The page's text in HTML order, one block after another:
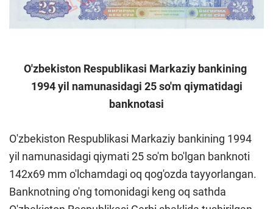
O'zbekiston Respublikasi Markaziy bankining
1994 yil namunasidagi 25 so'm qiymatidagi
banknotasi
O'zbekiston Respublikasi Markaziy bankining 1994
yil namunasidagi qiymati 25 so'm bo'lgan banknoti
142x69 mm o'lchamdagi oq qog'ozda tayyorlangan.
Banknotning o'ng tomonidagi keng oq sathda